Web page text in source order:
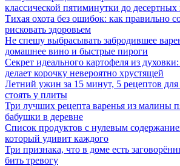
классической пятиминутки до десертных
Тихая охота без ошибок: как правильно
рисковать здоровьем
Не спешу выбрасывать забродившее
домашнее вино и быстрые пироги
Секрет идеального картофеля из
делает корочку невероятно хрустящей
Летний ужин за 15 минут, 5 рецептов для
стоять у плиты
Три лучших рецепта варенья из малины
бабушки в деревне
Список продуктов с нулевым
который удивит каждого
Три признака, что в доме есть
бить тревогу